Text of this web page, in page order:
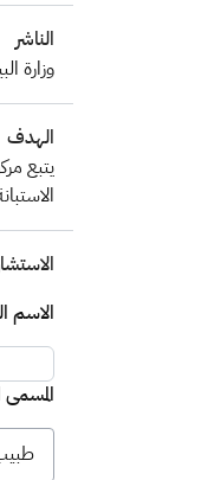
الناشر
وزارة
الهدف
يتبع
الاسم